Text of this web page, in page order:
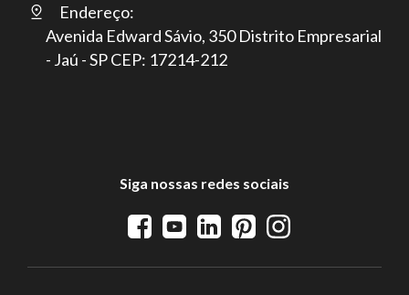
Endereço:
Avenida Edward Sávio, 350 Distrito Empresarial
- Jaú - SP CEP: 17214-212
Siga nossas redes sociais